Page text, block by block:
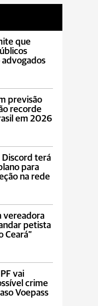
que
previsão
recorde
em 2026
Discord terá
para
na rede
vereadora
petista
Ceará”
vai
crime
Voepass